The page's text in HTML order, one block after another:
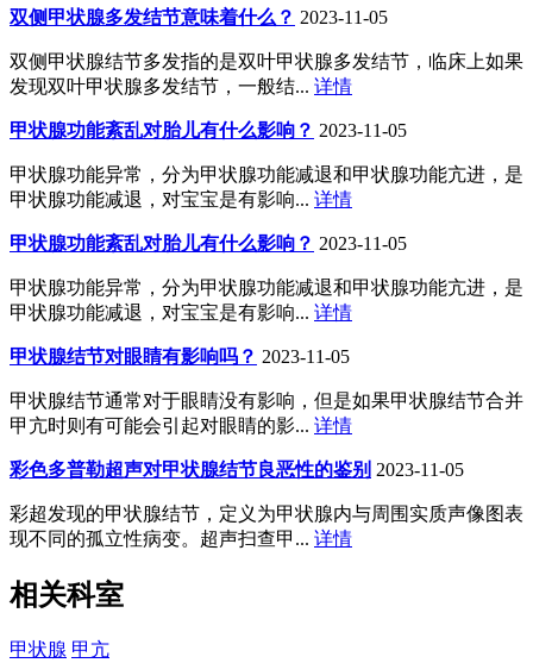
双侧甲状腺多发结节意味着什么？ 2023-11-05
双侧甲状腺结节多发指的是双叶甲状腺多发结节，临床上如果
发现双叶甲状腺多发结节，一般结... 详情
甲状腺功能紊乱对胎儿有什么影响？ 2023-11-05
甲状腺功能异常，分为甲状腺功能减退和甲状腺功能亢进，是
甲状腺功能减退，对宝宝是有影响... 详情
甲状腺功能紊乱对胎儿有什么影响？ 2023-11-05
甲状腺功能异常，分为甲状腺功能减退和甲状腺功能亢进，是
甲状腺功能减退，对宝宝是有影响... 详情
甲状腺结节对眼睛有影响吗？ 2023-11-05
甲状腺结节通常对于眼睛没有影响，但是如果甲状腺结节合并
甲亢时则有可能会引起对眼睛的影... 详情
彩色多普勒超声对甲状腺结节良恶性的鉴别 2023-11-05
彩超发现的甲状腺结节，定义为甲状腺内与周围实质声像图表
现不同的孤立性病变。超声扫查甲... 详情
相关科室
甲状腺 甲亢